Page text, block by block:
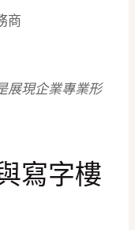
商
展現企業專業形
寫字樓